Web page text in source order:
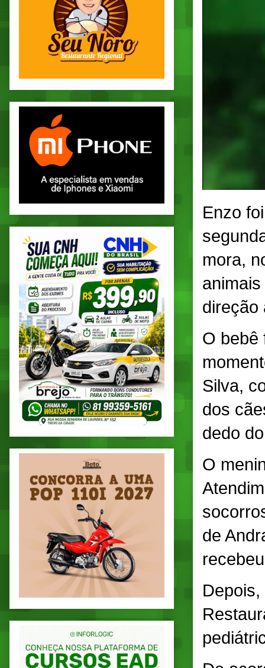
Enzo
mora,
direção
O bebê
Silva,
dos
dedo
O
de